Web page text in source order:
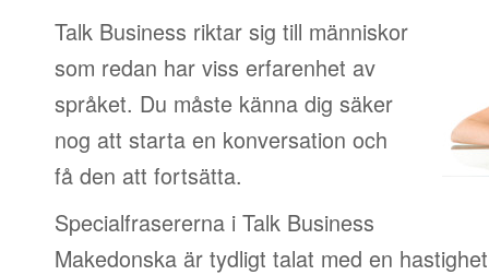
Talk Business riktar sig till människor
som redan har viss erfarenhet av
språket. Du måste känna dig säker
nog att starta en konversation och
få den att fortsätta.
Specialfrasererna i Talk Business
Makedonska är tydligt talat med en